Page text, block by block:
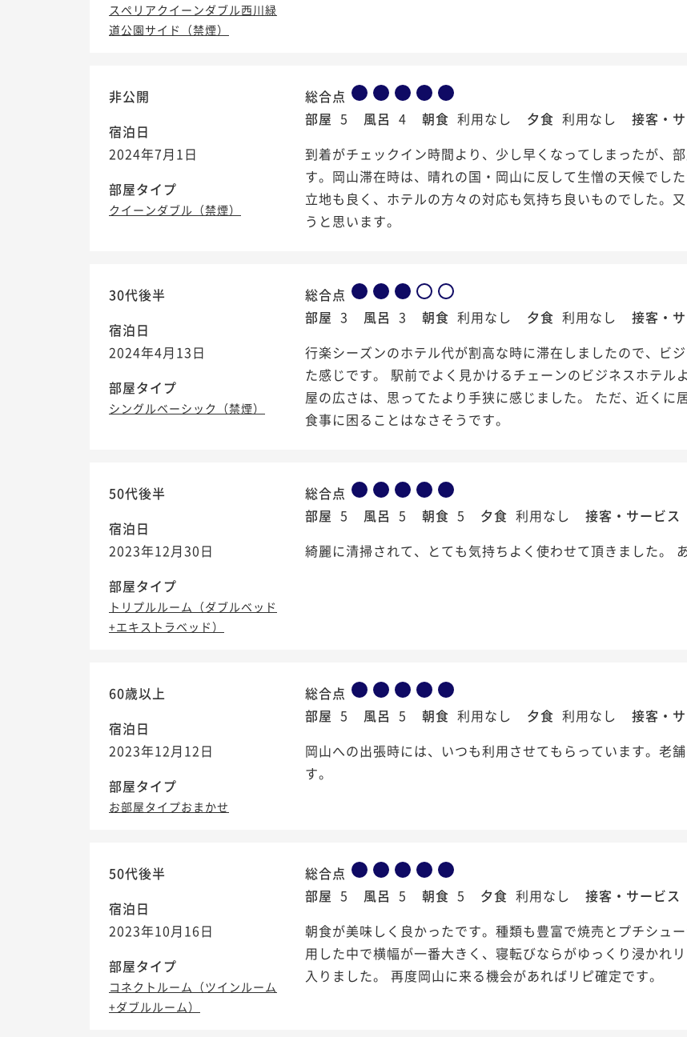
スペリアクイーンダブル西川緑
道公園サイド（禁煙）
非公開
宿泊日
2024年7月1日
部屋タイプ
クイーンダブル（禁煙）
総合点
部屋 5 風呂 4 朝食 利用なし 夕食 利用なし 接客・
到着がチェックイン時間より、少し早くなってしまったが、
す。岡山滞在時は、晴れの国・岡山に反して生憎の天候でし
立地も良く、ホテルの方々の対応も気持ち良いものでした。
うと思います。
30代後半
宿泊日
2024年4月13日
部屋タイプ
シングルベーシック（禁煙）
総合点
部屋 3 風呂 3 朝食 利用なし 夕食 利用なし 接客・
行楽シーズンのホテル代が割高な時に滞在しましたので、ビ
た感じです。 駅前でよく見かけるチェーンのビジネスホテル
屋の広さは、思ってたより手狭に感じました。 ただ、近くに
食事に困ることはなさそうです。
50代後半
宿泊日
2023年12月30日
部屋タイプ
トリプルルーム（ダブルベッド
+エキストラベッド）
総合点
部屋 5 風呂 5 朝食 5 夕食 利用なし 接客・サービス
綺麗に清掃されて、とても気持ちよく使わせて頂きました。
60歳以上
宿泊日
2023年12月12日
部屋タイプ
お部屋タイプおまかせ
総合点
部屋 5 風呂 5 朝食 利用なし 夕食 利用なし 接客・
岡山への出張時には、いつも利用させてもらっています。老
す。
50代後半
宿泊日
2023年10月16日
部屋タイプ
コネクトルーム（ツインルーム
+ダブルルーム）
総合点
部屋 5 風呂 5 朝食 5 夕食 利用なし 接客・サービス
朝食が美味しく良かったです。種類も豊富で焼売とプチシュ
用した中で横幅が一番大きく、寝転びならがゆっくり浸かれ
入りました。 再度岡山に来る機会があればリピ確定です。